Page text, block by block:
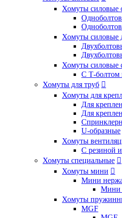
Хомуты силовые
Хомуты силовые
Хомуты силовые
С Т-болтом
Хомуты для труб 
Хомуты для
Для
Для
U-образные
Хомуты
С резиной
Хомуты специальные 
Хомуты мини 
Мини
Мини
Хомуты
MGF